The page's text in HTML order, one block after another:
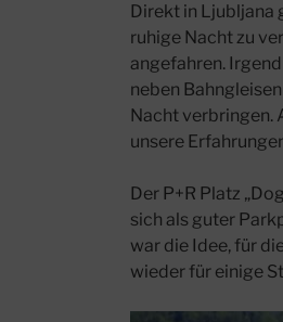
Nacht
Direkt in Ljubljana
ruhige Nacht zu
angefahren.
neben
Nacht verbringen.
unsere
Der P+R Platz
sich als guter
war die Idee, für
wieder für einige